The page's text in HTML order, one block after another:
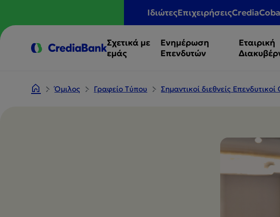
ΙδιώτεςΕπιχειρήσεις
Σχετικά με
εμάς
Ενημέρωση
Επενδυτών
Εταιρική
Όμιλος Γραφείο Tύπου Σημαντικοί διεθνείς